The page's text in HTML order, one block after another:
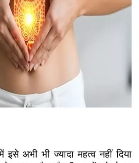
इसे अभी भी ज्यादा महत्व नहीं दिया